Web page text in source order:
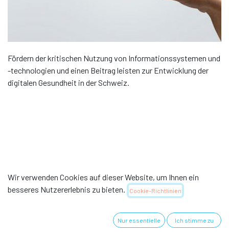
Fördern der kritischen Nutzung von Informationssystemen und
-technologien und einen Beitrag leisten zur Entwicklung der
digitalen Gesundheit in der Schweiz.
Wir verwenden Cookies auf dieser Website, um Ihnen ein
besseres Nutzererlebnis zu bieten.
Cookie-Richtlinien
Nur essentielle Ich stimme zu